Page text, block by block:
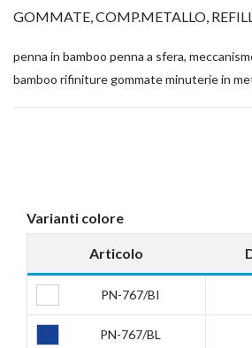
GOMMATE, COMP.METALLO,
penna in bamboo penna a sfera,
bamboo rifiniture gommate minuterie in
Varianti colore
Articolo
PN-767/BI
PN-767/BL